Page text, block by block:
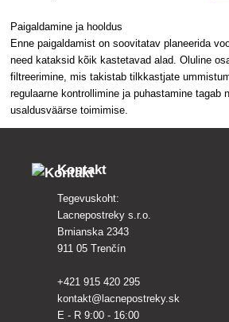
Paigaldamine ja hooldus
Enne paigaldamist on soovitatav planeerida
need kataksid kõik kastetavad alad. Oluline
filtreerimine, mis takistab tilkkastjate
regulaarne kontrollimine ja puhastamine tagab
usaldusväärse toimimise.
Kontakt
Tegevuskoht:
Lacnepostreky s.r.o.
Brnianska 2343
911 05 Trenčín
+421 915 420 295
kontakt@lacnepostreky.sk
E - R 9:00 - 16:00